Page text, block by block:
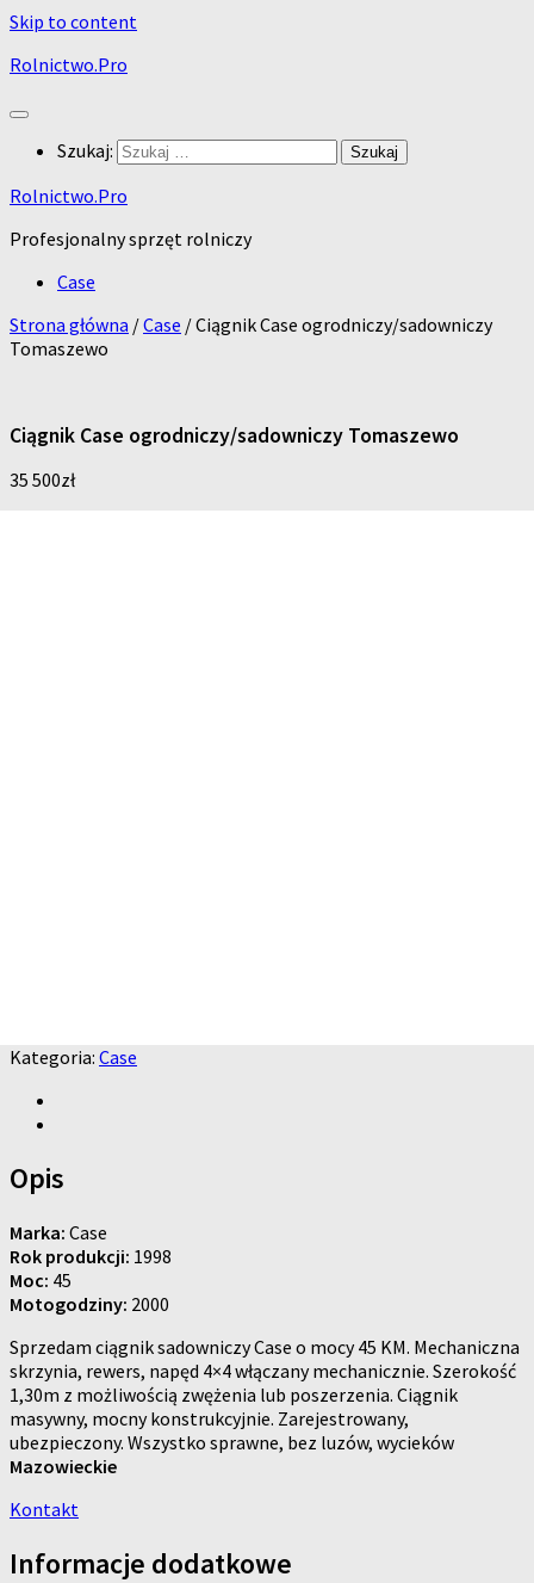
Skip to content
Rolnictwo.Pro
Szukaj:
Rolnictwo.Pro
Profesjonalny sprzęt rolniczy
Case
Strona główna /Case / Ciągnik Case ogrodniczy/sadowniczy
Tomaszewo
Ciągnik Case ogrodniczy/sadowniczy Tomaszewo
35 500zł
Kategoria: Case
Opis
Marka: Case
Rok produkcji: 1998
Moc: 45
Motogodziny: 2000
Sprzedam ciągnik sadowniczy Case o mocy 45 KM. Mechaniczna
skrzynia, rewers, napęd 4×4 włączany mechanicznie. Szerokość
1,30m z możliwością zwężenia lub poszerzenia. Ciągnik
masywny, mocny konstrukcyjnie. Zarejestrowany,
ubezpieczony. Wszystko sprawne, bez luzów, wycieków
Mazowieckie
Kontakt
Informacje dodatkowe